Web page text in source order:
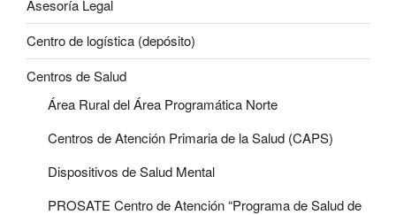
Asesoría Legal
Centro de logística (depósito)
Centros de Salud
Área Rural del Área Programática Norte
Centros de Atención Primaria de la Salud (CAPS)
Dispositivos de Salud Mental
PROSATE Centro de Atención “Programa de Salud de